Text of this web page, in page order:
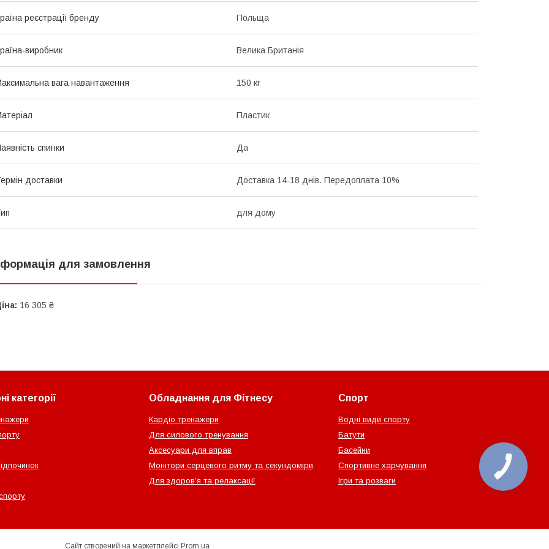
реєстрації бренду Польща
виробник Велика Британія
вага навантаження 150 кг
Пластик
спинки Да
доставки Доставка 14-18 днів. Передоплата 10%
для дому
для замовлення
16 305 ₴
категорії Обладнання для Фітнесу
Кардіо тренажери
Для силового тренування
Аксесуари для вправ
Монітори серцевого ритму та секундоміри
Для здоров’я та релаксації
Спорт
Водні види спорту
Батути
Басейни
Спортивне харчування
Ігри та розваги
Сайт створений на маркетплейсі Prom.ua